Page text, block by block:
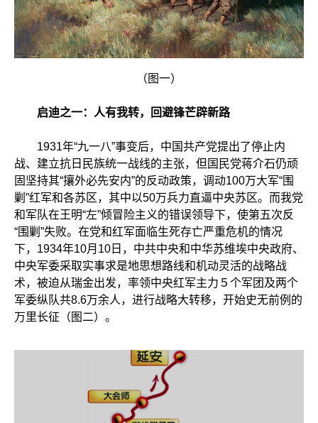
（图一）
启迪之一：人有我转，回避锋芒辟新路
1931年“九一八”事变后，中国共产党提出了停止内
战、建立抗日民族统一战线的主张，但国民党蒋介石仍顽
固坚持其“攘外必先安内”的反动政策，调动100万大军“围
剿”红军和各苏区，其中以50万兵力直逼中央苏区。而我党
和军队在王明“左”倾冒险主义的错误领导下，使第五次反
“围剿”失败。在党和红军面临生死存亡严重危机的情况
下，1934年10月10日，中共中央和中华苏维埃中央政府、
中央军委采取实事求是地思想路线和机动灵活的战略战
术，被迫从瑞金出发，率领中央红军主力５个军团及两个
军委纵队共8.6万余人，进行战略大转移，开始史无前例的
万里长征（图二）。